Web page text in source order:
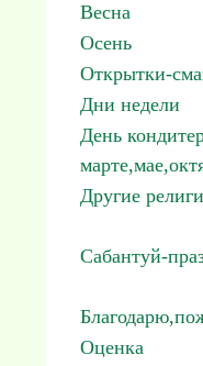
Весна
Осень
Открытки-
Дни недели
День
Другие
Сабантуй-
Оценка